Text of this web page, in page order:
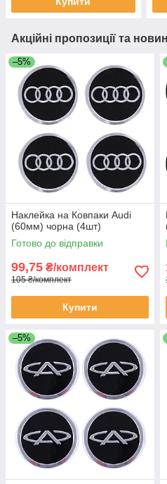
Акційні пропозиції та
–5%
Наклейка на Ковпаки Audi
(60мм) чорна (4шт)
Готово до відправки
99,75 ₴/комплект
105 ₴/комплект
Купити
–5%